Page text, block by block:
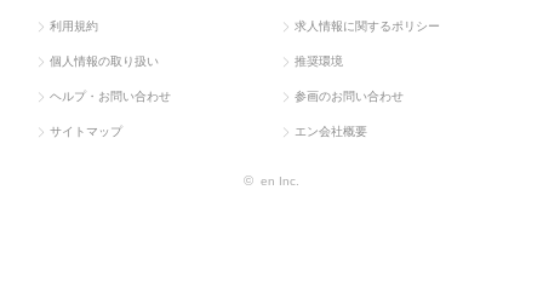
利用規約 求人情報に関するポリシー
個人情報の取り扱い 推奨環境
ヘルプ・お問い合わせ 参画のお問い合わせ
サイトマップ エン会社概要
© en Inc.